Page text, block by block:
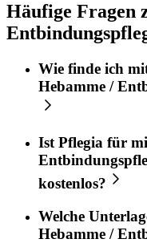
Häufige Fragen
Wie finde ich
Hebamme /
Ist Pflegia für
kostenlos?
Welche
Hebamme /